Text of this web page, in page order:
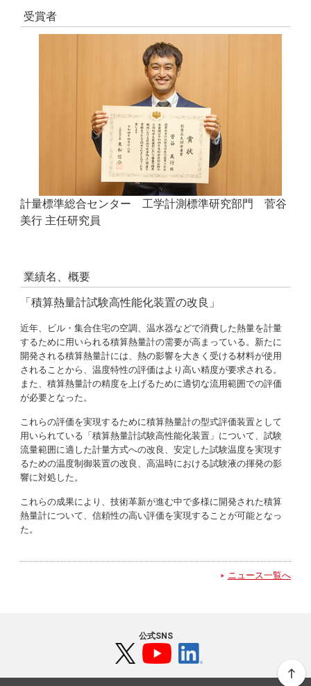
受賞者
計量標準総合センター 工学計測標準研究部門 菅谷
美行 主任研究員
業績名、概要
「積算熱量計試験高性能化装置の改良」
近年、ビル・集合住宅の空調、温水器などで消費した熱量を計量
するために用いられる積算熱量計の需要が高まっている。新たに
開発される積算熱量計には、熱の影響を大きく受ける材料が使用
されることから、温度特性の評価はより高い精度が要求される。
また、積算熱量計の精度を上げるために適切な流用範囲での評価
が必要となった。
これらの評価を実現するために積算熱量計の型式評価装置として
用いられている「積算熱量計試験高性能化装置」について、試験
流量範囲に適した計量方式への改良、安定した試験温度を実現す
るための温度制御装置の改良、高温時における試験液の揮発の影
響に対処した。
これらの成果により、技術革新が進む中で多様に開発された積算
熱量計について、信頼性の高い評価を実現することが可能となっ
た。
ニュース一覧へ
公式SNS